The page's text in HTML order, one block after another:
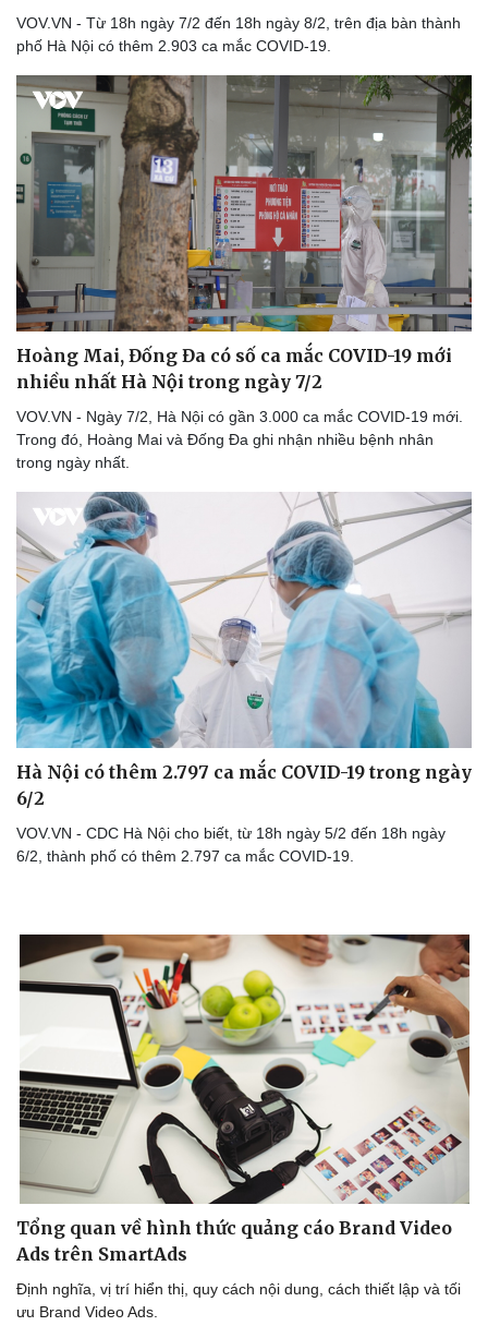
Thể thao
Bóng đá
Lịch thi đấu bóng đá
Ô tô
VOV.VN - Từ 18h ngày 7/2 đến 18h ngày 8/2, trên địa bàn thành
phố Hà Nội có thêm 2.903 ca mắc COVID-19.
Hoàng Mai, Đống Đa có số ca mắc COVID-19 mới
nhiều nhất Hà Nội trong ngày 7/2
VOV.VN - Ngày 7/2, Hà Nội có gần 3.000 ca mắc COVID-19 mới.
Trong đó, Hoàng Mai và Đống Đa ghi nhận nhiều bệnh nhân
trong ngày nhất.
Hà Nội có thêm 2.797 ca mắc COVID-19 trong ngày
6/2
VOV.VN - CDC Hà Nội cho biết, từ 18h ngày 5/2 đến 18h ngày
6/2, thành phố có thêm 2.797 ca mắc COVID-19.
Tổng quan về hình thức quảng cáo Brand Video
Ads trên SmartAds
Định nghĩa, vị trí hiển thị, quy cách nội dung, cách thiết lập và tối
ưu Brand Video Ads.